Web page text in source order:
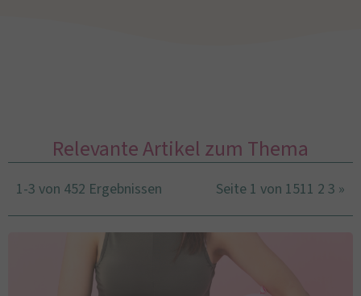
Relevante Artikel zum Thema
1-3 von 452 Ergebnissen Seite 1 von 1511 2 3 »